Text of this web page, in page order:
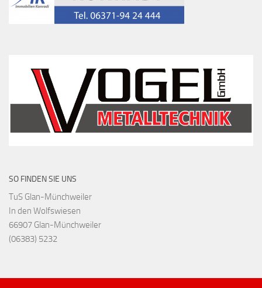
SO FINDEN SIE UNS
TuS Glan-Münchweiler
In den Wolfswiesen
66907 Glan-Münchweiler
(06383) 5232